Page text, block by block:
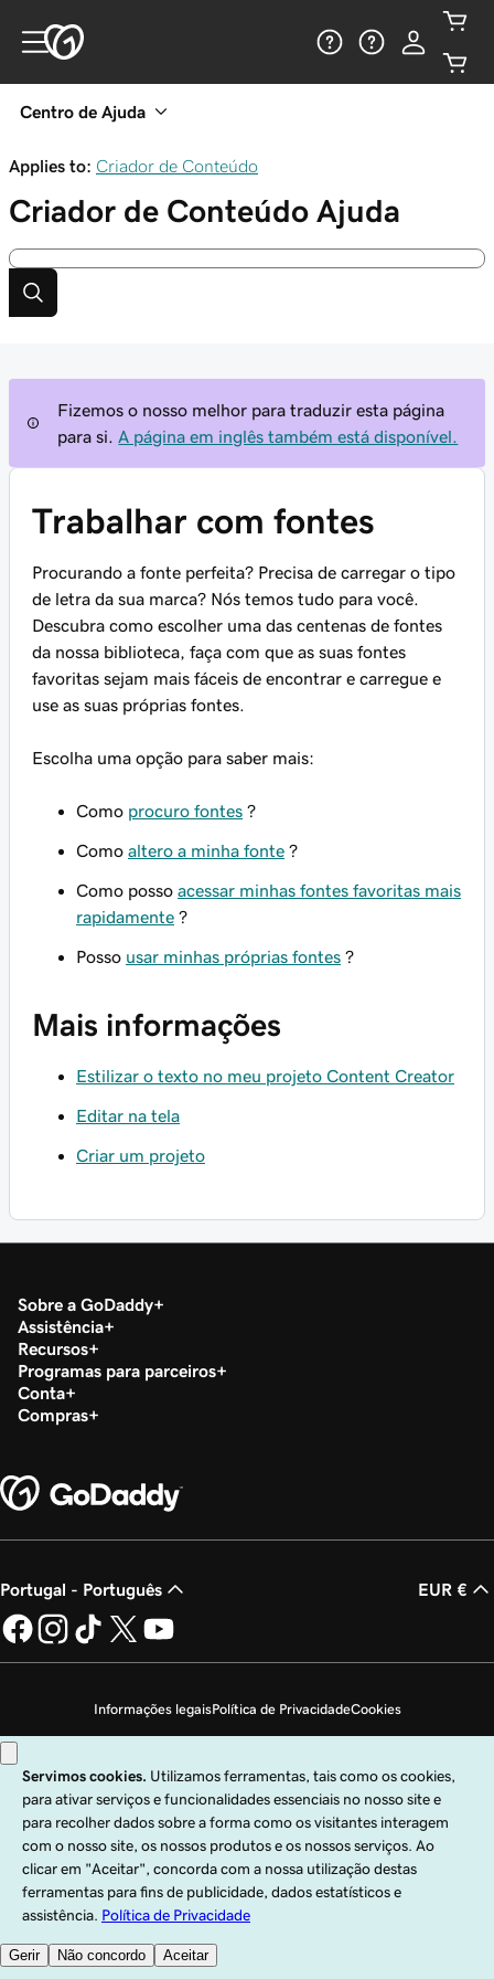
Centro de Ajuda
Applies to: Criador de Conteúdo
Criador de Conteúdo Ajuda
Fizemos o nosso melhor para traduzir esta página
para si.
A página em inglês também está disponível.
Trabalhar com fontes
Procurando a fonte perfeita? Precisa de carregar o tipo
de letra da sua marca? Nós temos tudo para você.
Descubra como escolher uma das centenas de fontes
da nossa biblioteca, faça com que as suas fontes
favoritas sejam mais fáceis de encontrar e carregue e
use as suas próprias fontes.
Escolha uma opção para saber mais:
Como procuro fontes ?
Como altero a minha fonte ?
Como posso acessar minhas fontes favoritas mais
rapidamente ?
Posso usar minhas próprias fontes ?
Mais informações
Estilizar o texto no meu projeto Content Creator
Editar na tela
Criar um projeto
Sobre a GoDaddy
Assistência
Recursos
Programas para parceiros
Conta
Compras
Portugal - Português EUR €
Informações legaisPolítica de PrivacidadeCookies
Copyright © 1999 – 2026 GoDaddy Operating Company, LLC. Todos os direitos
reservados. A marca nominativa GoDaddy é uma marca comercial registada da
GoDaddy Operating Company, LLC nos EUA e noutros países. O logótipo "GO"
é uma marca comercial registada da GoDaddy.com, LLC nos EUA.
A utilização deste site está sujeita às condições de utilização expressas. Ao
utilizar este site, confirma que aceita vincular-se às presentes
Serviço Universais